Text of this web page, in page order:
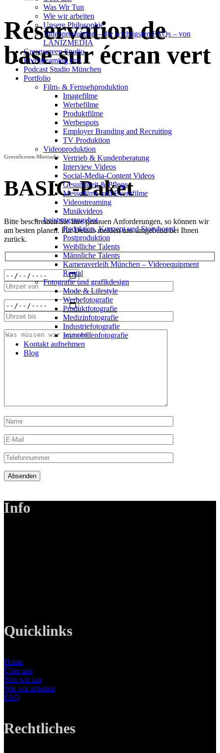
Was Wir Tun
Wie wir arbeiten
Unsere Philosophie
Videoproduktion – die wichtigsten FAQs – von
LANIZMEDIA
Greenscreen Studio
Livestreaming Pro
Podcast Studio München
Portfolio
Film- & Fernsehproduktion
Imagefilme
Werbefilme
Produktfilme
Werbespots
Employer Branding and Recruiting
TV Produktion
Videoproduktion
Vertrieb & Kundenberatung
Interview Videos
Social-Media-Content Videos
Gesundheit & Pflege
Mes­se­filme und Eventfilme
Video­strea­ming
Musikvideos
Leis­tungs­an­ge­bot
Redak­ti­on, Kon­zept und Storyboard
Post­pro­duk­ti­on
Weiblliche Talents
Männliche Talents
Kameraverleih München – Videoequipment
Rental
Fotografie und grafikdesign
Mode & Lifestyle
Werbefotografie
Produktfotografie
Medizinfotografie
Industriefotografie
Immobilienfotografie
Kontakt aufnehmen
Blog
Réservation de
base sur écran vert
GreenScreen-Miettudio
BASIC-Paket
Bitte beschreiben Sie Ihre genauen Anforderungen, so können wir
am besten planen. Für Details melden uns umgehend bei Ihnen
zurück.
Absenden
Info
Quicklinks
Home
Über uns
Was wir tun
Wie wir arbeiten
FAQ
Rechtliches